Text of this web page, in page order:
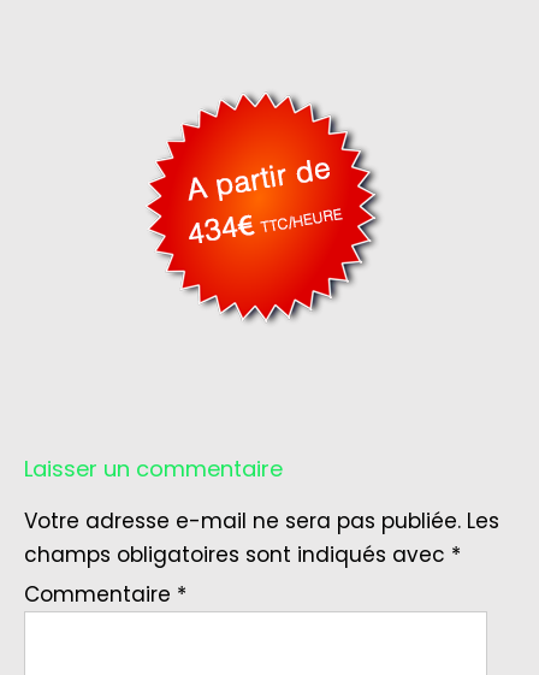
Laisser un commentaire
Votre adresse e-mail ne sera pas publiée. Les
champs obligatoires sont indiqués avec *
Commentaire *